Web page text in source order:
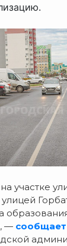
участке
— сообщает